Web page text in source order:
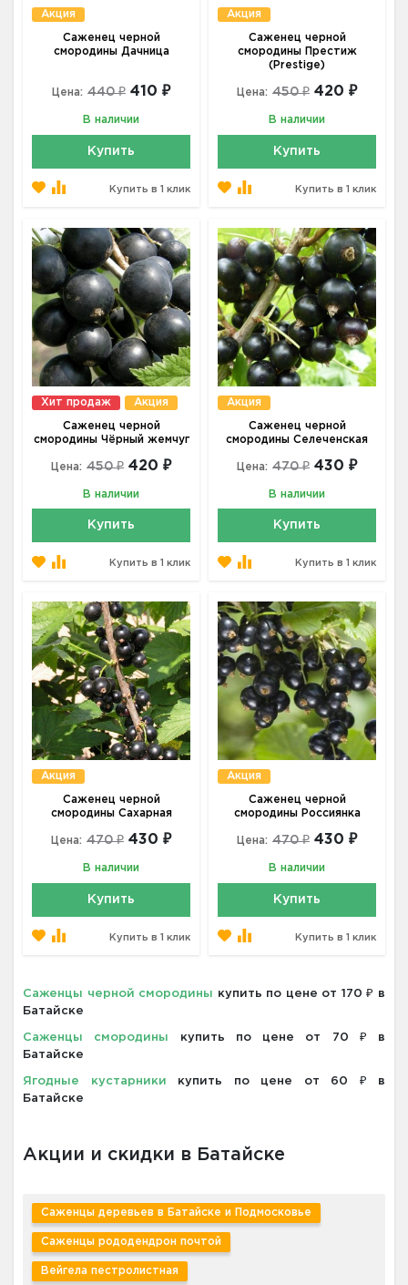
Акция
Саженец черной
смородины Дачница
Цена: 440 ₽ 410 ₽
В наличии
Купить
Купить в 1 клик
Акция
Саженец черной
смородины Престиж
(Prestige)
Цена: 450 ₽ 420 ₽
В наличии
Купить
Купить в 1 клик
Хит продаж Акция
Саженец черной
смородины Чёрный жемчуг
Цена: 450 ₽ 420 ₽
В наличии
Купить
Купить в 1 клик
Акция
Саженец черной
смородины Селеченская
Цена: 470 ₽ 430 ₽
В наличии
Купить
Купить в 1 клик
Акция
Саженец черной
смородины Сахарная
Цена: 470 ₽ 430 ₽
В наличии
Купить
Купить в 1 клик
Акция
Саженец черной
смородины Россиянка
Цена: 470 ₽ 430 ₽
В наличии
Купить
Купить в 1 клик
Саженцы черной смородины
купить по цене от 170 ₽ в
Батайске
Саженцы смородины
купить по цене от 70 ₽ в
Батайске
Ягодные кустарники купить по цене от 60 ₽ в
Батайске
Акции и скидки в Батайске
Саженцы деревьев в Батайске и Подмосковье
Саженцы рододендрон почтой
Вейгела пестролистная